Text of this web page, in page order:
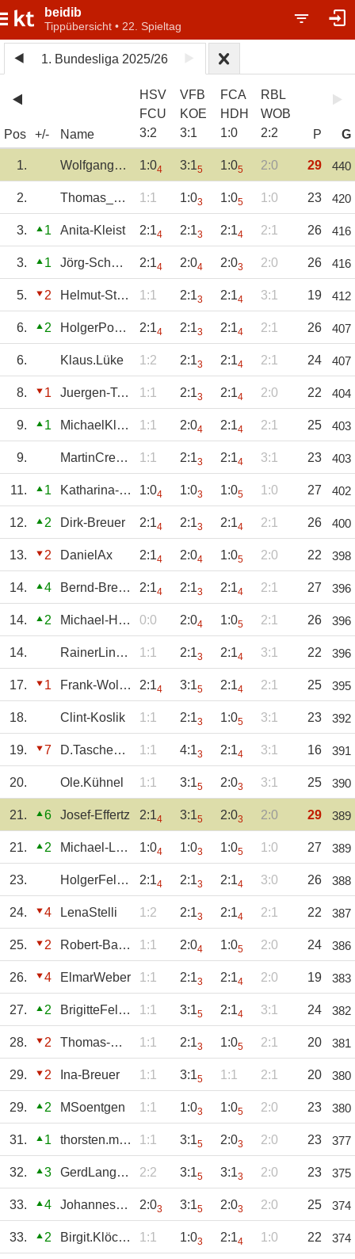
beidib
Tippübersicht • 22. Spieltag
1. Bundesliga 2025/26
Pos +/- Name
HSV
FCU
3:2
VFB
KOE
3:1
FCA
HDH
1:0
RBL
WOB
2:2 P G
1. WolfgangWeiher 1:04 3:15 1:05 2:0 29 440
2. Thomas_Fiebig 1:1 1:03 1:05 1:0 23 420
3. 1 Anita-Kleist 2:14 2:13 2:14 2:1 26 416
3. 1 Jörg-Schmitz 2:14 2:04 2:03 2:0 26 416
5. 2 Helmut-Staeven 1:1 2:13 2:14 3:1 19 412
6. 2 HolgerPoetter 2:14 2:13 2:14 2:1 26 407
6. Klaus.Lüke 1:2 2:13 2:14 2:1 24 407
8. 1 Juergen-Tondorf 1:1 2:13 2:14 2:0 22 404
9. 1 MichaelKleist 1:1 2:04 2:14 2:1 25 403
9. MartinCremer 1:1 2:13 2:14 3:1 23 403
11. 1 Katharina-Andre 1:04 1:03 1:05 1:0 27 402
12. 2 Dirk-Breuer 2:14 2:13 2:14 2:1 26 400
13. 2 DanielAx 2:14 2:04 1:05 2:0 22 398
14. 4 Bernd-Breuer 2:14 2:13 2:14 2:1 27 396
14. 2 Michael-Hermann 0:0 2:04 1:05 2:1 26 396
14. RainerLinden 1:1 2:13 2:14 3:1 22 396
17. 1 Frank-Wollner 2:14 3:15 2:14 2:1 25 395
18. Clint-Koslik 1:1 2:13 1:05 3:1 23 392
19. 7 D.Taschenmacher 1:1 4:13 2:14 3:1 16 391
20. Ole.Kühnel 1:1 3:15 2:03 3:1 25 390
21. 6 Josef-Effertz 2:14 3:15 2:03 2:0 29 389
21. 2 Michael-Lorse 1:04 1:03 1:05 1:0 27 389
23. HolgerFelsing 2:14 2:13 2:14 3:0 26 388
24. 4 LenaStelli 1:2 2:13 2:14 2:1 22 387
25. 2 Robert-Baum 1:1 2:04 1:05 2:0 24 386
26. 4 ElmarWeber 1:1 2:13 2:14 2:0 19 383
27. 2 BrigitteFelsing 1:1 3:15 2:14 3:1 24 382
28. 2 Thomas-Horchler 1:1 2:13 1:05 2:1 20 381
29. 2 Ina-Breuer 1:1 3:15 1:1 2:1 20 380
29. 2 MSoentgen 1:1 1:03 1:05 2:0 23 380
31. 1 thorsten.müller 1:1 3:15 2:03 2:0 23 377
32. 3 GerdLangendonk 2:2 3:15 3:13 2:0 23 375
33. 4 JohannesSuchy 2:03 3:15 2:03 2:0 25 374
33. 2 Birgit.Klöckner 1:1 1:03 2:14 1:0 22 374